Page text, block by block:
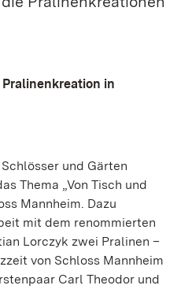
in
und Gärten
Thema „Von Tisch und
Mannheim. Dazu
mit dem renommierten
Lorczyk zwei Pralinen –
von Schloss Mannheim
Carl Theodor und